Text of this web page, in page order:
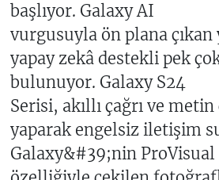
başlıyor. Galaxy AI
vurgusuyla ön plana çıkan
yapay zekâ destekli pek
bulunuyor. Galaxy S24
Serisi, akıllı çağrı ve
yaparak engelsiz iletişim
Galaxy&#39;nin ProVisual